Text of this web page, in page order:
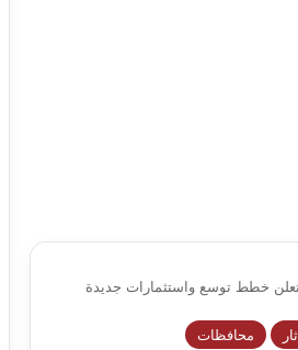
خطط توسع واستثمارات جديدة
محافظات